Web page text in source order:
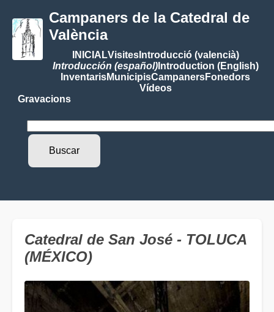
Campaners de la Catedral de
València
INICIALVisitesIntroducció (valencià)
Introducción (español)Introduction (English)
InventarisMunicipisCampanersFonedors
Vídeos
Gravacions
Catedral de San José - TOLUCA
(MÉXICO)